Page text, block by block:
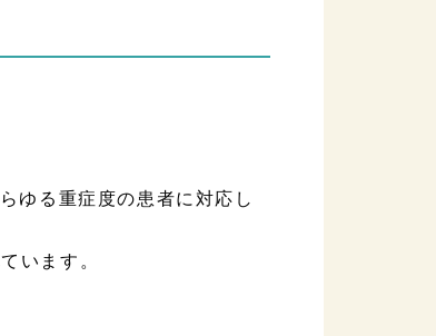
ゆる重症度の患者に対応し
います。